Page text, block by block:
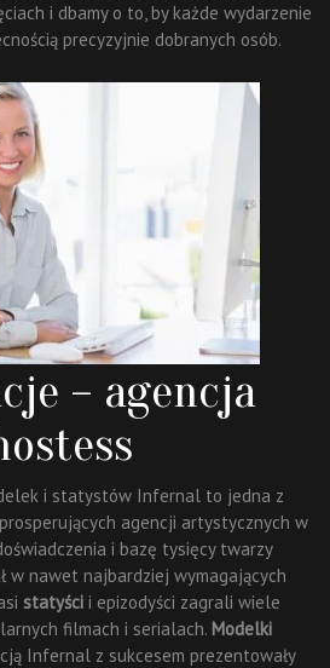
i dbamy o to, by każde wydarzenie
precyzyjnie dobranych osób.
– agencja
i statystów Infernal to jedna z
agencji artystycznych w
i bazę tysięcy twarzy
w nawet najbardziej wymagających
statyści i epizodyści zagrali wiele
filmach i serialach. Modelki
Infernal z sukcesem prezentowały